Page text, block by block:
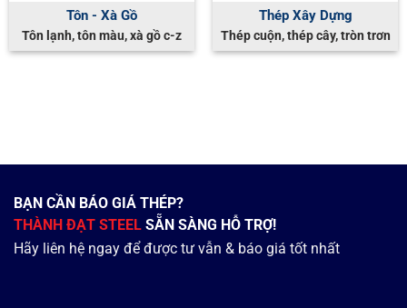
Tôn - Xà Gồ
Tôn lạnh, tôn màu, xà gồ c-z
Thép Xây Dựng
Thép cuộn, thép cây, tròn trơn
BẠN CẦN BÁO GIÁ THÉP?
THÀNH ĐẠT STEEL SẴN SÀNG HỖ TRỢ!
Hãy liên hệ ngay để được tư vẫn & báo giá tốt nhất